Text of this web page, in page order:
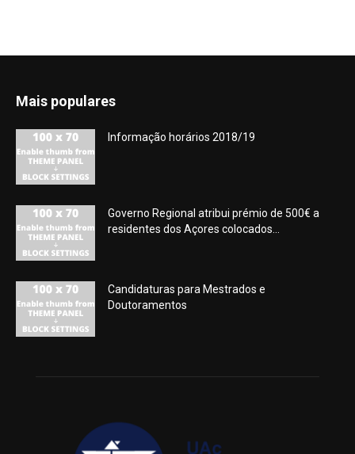
Mais populares
Informação horários 2018/19
Governo Regional atribui prémio de 500€ a
residentes dos Açores colocados...
Candidaturas para Mestrados e
Doutoramentos